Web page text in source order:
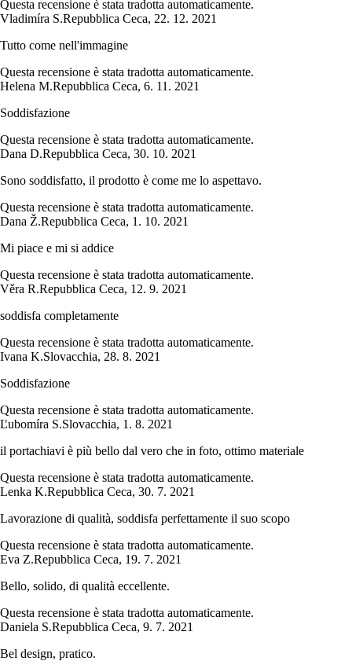
Questa recensione è stata tradotta automaticamente.
Vladimíra S.Repubblica Ceca, 22. 12. 2021
Tutto come nell'immagine
Questa recensione è stata tradotta automaticamente.
Helena M.Repubblica Ceca, 6. 11. 2021
Soddisfazione
Questa recensione è stata tradotta automaticamente.
Dana D.Repubblica Ceca, 30. 10. 2021
Sono soddisfatto, il prodotto è come me lo aspettavo.
Questa recensione è stata tradotta automaticamente.
Dana Ž.Repubblica Ceca, 1. 10. 2021
Mi piace e mi si addice
Questa recensione è stata tradotta automaticamente.
Věra R.Repubblica Ceca, 12. 9. 2021
soddisfa completamente
Questa recensione è stata tradotta automaticamente.
Ivana K.Slovacchia, 28. 8. 2021
Soddisfazione
Questa recensione è stata tradotta automaticamente.
Ľubomíra S.Slovacchia, 1. 8. 2021
il portachiavi è più bello dal vero che in foto, ottimo materiale
Questa recensione è stata tradotta automaticamente.
Lenka K.Repubblica Ceca, 30. 7. 2021
Lavorazione di qualità, soddisfa perfettamente il suo scopo
Questa recensione è stata tradotta automaticamente.
Eva Z.Repubblica Ceca, 19. 7. 2021
Bello, solido, di qualità eccellente.
Questa recensione è stata tradotta automaticamente.
Daniela S.Repubblica Ceca, 9. 7. 2021
Bel design, pratico.